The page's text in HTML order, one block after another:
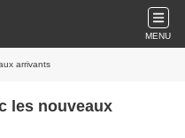
MENU
arrivants
les nouveaux